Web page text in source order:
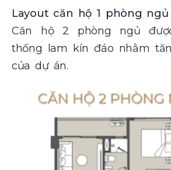
Layout căn hộ 1 phòng ngủ
Căn hộ 2 phòng ngủ
thống lam kín đáo nhằm
của dự án.